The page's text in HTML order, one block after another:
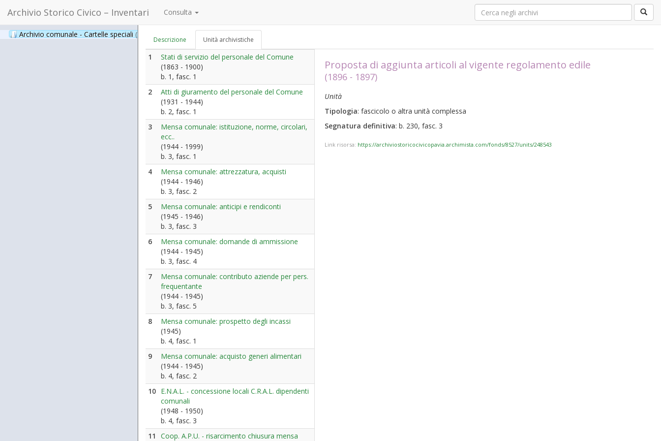
Archivio Storico Civico – Inventari Consulta
Archivio comunale - Cartelle speciali (397)
Descrizione Unità archivistiche
1
Stati di servizio del personale del Comune
(1863 - 1900)
b. 1, fasc. 1
2
Atti di giuramento del personale del Comune
(1931 - 1944)
b. 2, fasc. 1
3
Mensa comunale: istituzione, norme, circolari,
ecc..
(1944 - 1999)
b. 3, fasc. 1
4
Mensa comunale: attrezzatura, acquisti
(1944 - 1946)
b. 3, fasc. 2
5
Mensa comunale: anticipi e rendiconti
(1945 - 1946)
b. 3, fasc. 3
6
Mensa comunale: domande di ammissione
(1944 - 1945)
b. 3, fasc. 4
7
Mensa comunale: contributo aziende per pers.
frequentante
(1944 - 1945)
b. 3, fasc. 5
8
Mensa comunale: prospetto degli incassi
(1945)
b. 4, fasc. 1
9
Mensa comunale: acquisto generi alimentari
(1944 - 1945)
b. 4, fasc. 2
10 E.N.A.L. - concessione locali C.R.A.L. dipendenti
comunali
(1948 - 1950)
b. 4, fasc. 3
11
Coop. A.P.U. - risarcimento chiusura mensa
Proposta di aggiunta articoli al vigente regolamento edile
(1896 - 1897)
Unità
Tipologia: fascicolo o altra unità complessa
Segnatura definitiva: b. 230, fasc. 3
Link risorsa: https://archiviostoricocivicopavia.archimista.com/fonds/8527/units/248543